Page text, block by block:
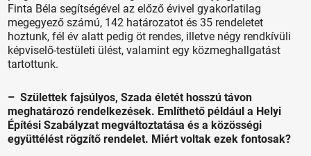
Finta Béla segítségével az előző évivel gyakorlatilag
megegyező számú, 142 határozatot és 35 rendeletet
hoztunk, fél év alatt pedig öt rendes, illetve négy rendkívüli
képviselő-testületi ülést, valamint egy közmeghallgatást
tartottunk.
– Születtek fajsúlyos, Szada életét hosszú távon
meghatározó rendelkezések. Említhető például a Helyi
Építési Szabályzat megváltoztatása és a közösségi
együttélést rögzítő rendelet. Miért voltak ezek fontosak?